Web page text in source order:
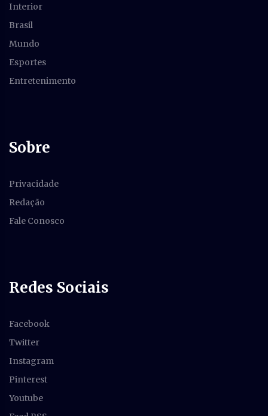
Interior
Brasil
Mundo
Esportes
Entretenimento
Sobre
Privacidade
Redação
Fale Conosco
Redes Sociais
Facebook
Twitter
Instagram
Pinterest
Youtube